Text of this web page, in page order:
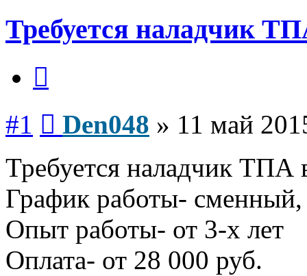
Требуется наладчик
#1 Den048 » 11 май
Требуется наладчик ТПА
График работы- сменный,
Опыт работы- от 3-х лет
Оплата- от 28 000 руб.